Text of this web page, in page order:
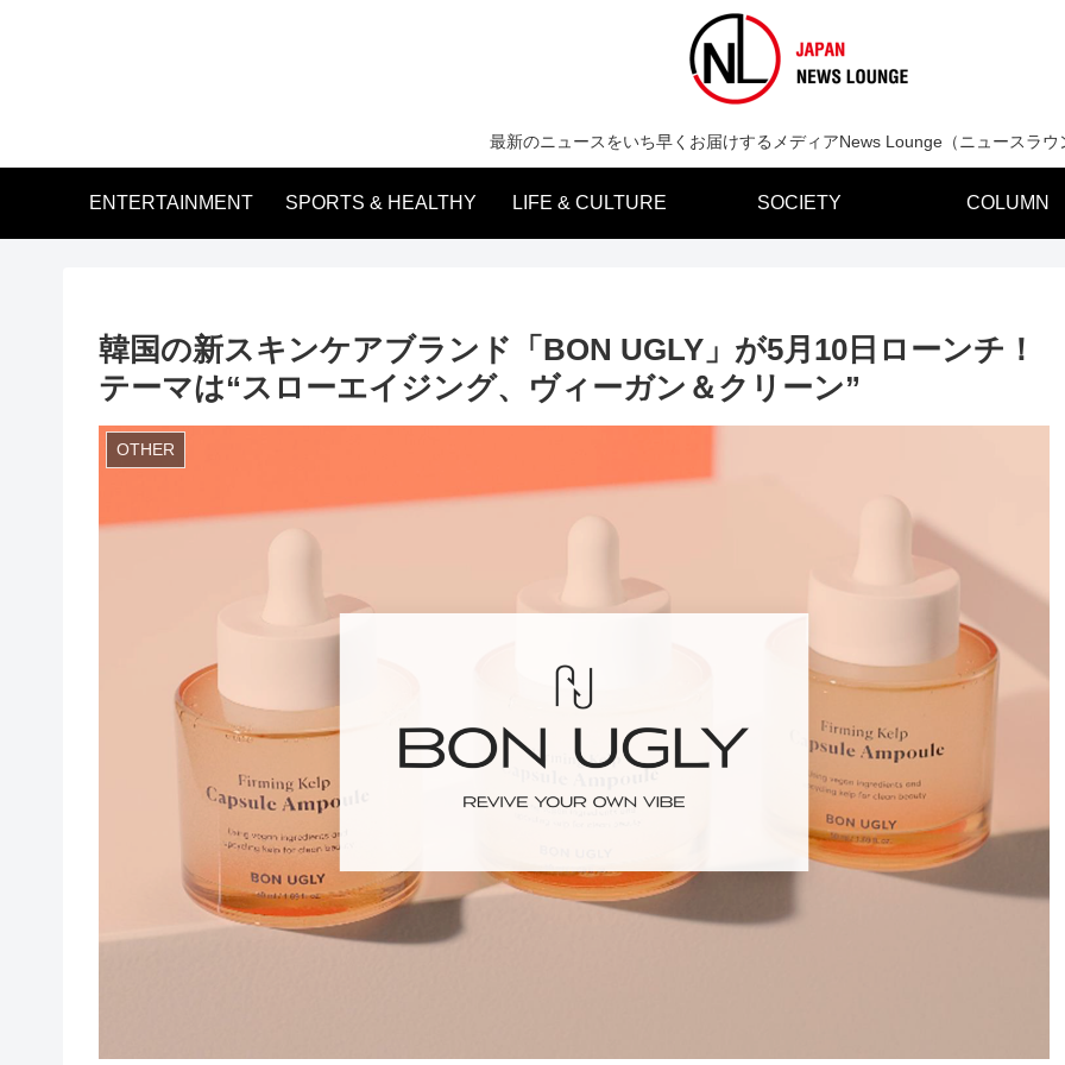
最新のニュースをいち早くお届けするメディアNews Lounge（ニュースラウ
ENTERTAINMENT SPORTS & HEALTHY LIFE & CULTURE SOCIETY COLUMN
韓国の新スキンケアブランド「BON UGLY」が5月10日ローンチ！
テーマは“スローエイジング、ヴィーガン＆クリーン”
OTHER